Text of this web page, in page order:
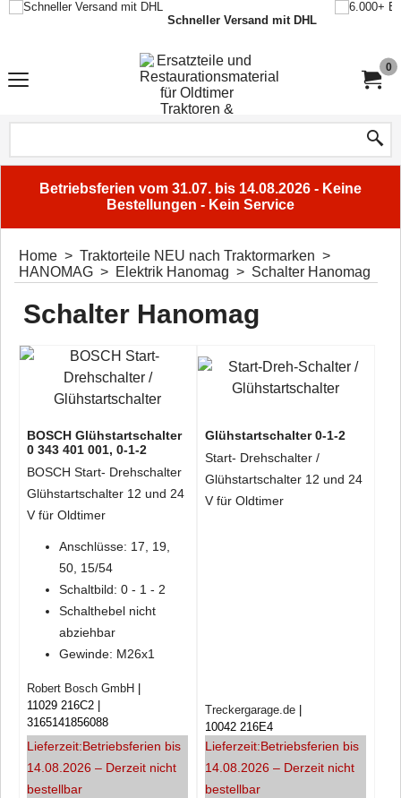
Schneller Versand mit DHL
0
Betriebsferien vom 31.07. bis 14.08.2026 - Keine
Bestellungen - Kein Service
Home > Traktorteile NEU nach Traktormarken >
HANOMAG > Elektrik Hanomag > Schalter Hanomag
Schalter Hanomag
BOSCH Glühstartschalter
0 343 401 001, 0-1-2
BOSCH Start- Drehschalter
Glühstartschalter 12 und 24
V für Oldtimer
Anschlüsse: 17, 19,
50, 15/54
Schaltbild: 0 - 1 - 2
Schalthebel nicht
abziehbar
Gewinde: M26x1
Robert Bosch GmbH
11029 216C2
3165141856088
Lieferzeit:Betriebsferien bis
14.08.2026 – Derzeit nicht
bestellbar
Glühstartschalter 0-1-2
Start- Drehschalter /
Glühstartschalter 12 und 24
V für Oldtimer
Treckergarage.de
10042 216E4
Lieferzeit:Betriebsferien bis
14.08.2026 – Derzeit nicht
bestellbar